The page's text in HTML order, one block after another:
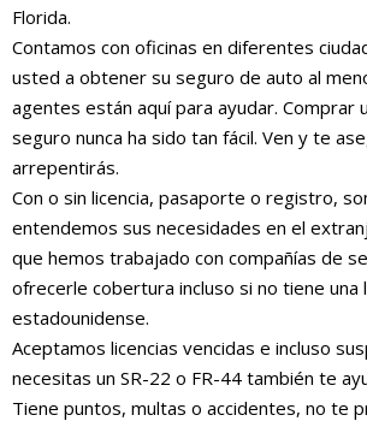
Florida.
Contamos con oficinas en diferentes
usted a obtener su seguro de auto al
agentes están aquí para ayudar. Comprar
seguro nunca ha sido tan fácil. Ven y te
arrepentirás.
Con o sin licencia, pasaporte o registro,
entendemos sus necesidades en el
que hemos trabajado con compañías de
ofrecerle cobertura incluso si no tiene una
estadounidense.
Aceptamos licencias vencidas e incluso
necesitas un SR-22 o FR-44 también te
Tiene puntos, multas o accidentes, no te